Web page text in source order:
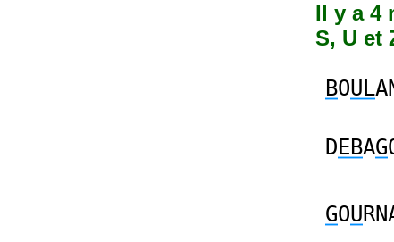
Il y a 4
S, U et
BOUL
DEBAG
GOU